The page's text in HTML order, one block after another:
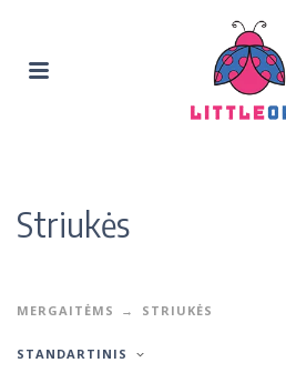
Striukės
MERGAITĖMS STRIUKĖS
STANDARTINIS